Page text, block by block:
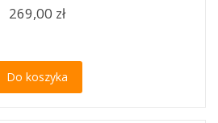
269,00 zł
Do koszyka